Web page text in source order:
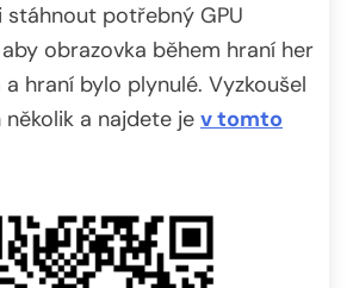
stáhnout potřebný GPU
obrazovka během hraní her
a hraní bylo plynulé. Vyzkoušel
několik a najdete je v tomto